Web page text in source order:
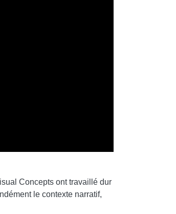
Concepts ont travaillé dur
le contexte narratif,